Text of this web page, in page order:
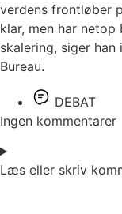
verdens frontløber
klar, men har
skalering, siger
Bureau.
DEBAT
Ingen kommentarer
Læs eller skriv